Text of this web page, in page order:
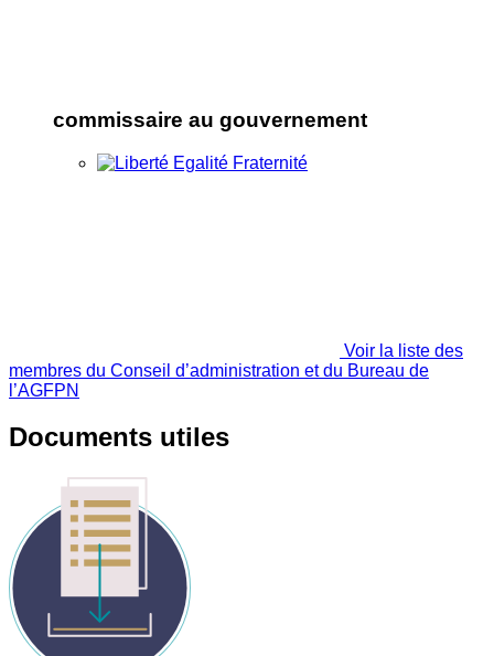
commissaire au gouvernement
Voir la liste des
membres du Conseil d’administration et du Bureau de
l’AGFPN
Documents utiles